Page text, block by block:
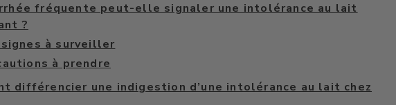
fréquente peut-elle signaler une intolérance au lait
?
à surveiller
à prendre
différencier une indigestion d’une intolérance au lait chez